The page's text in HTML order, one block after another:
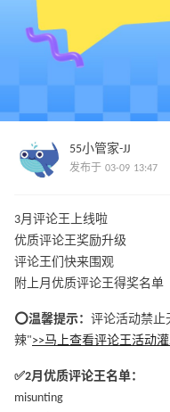
55小管家-JJ
发布于 03-09 13:47
3月评论王上线啦
优质评论王奖励升级
评论王们快来围观
附上月优质评论王得奖名单
⭕️温馨提示： 评论活动禁止
辣">>马上查看评论王活动
✅2月优质评论王名单：
misunting